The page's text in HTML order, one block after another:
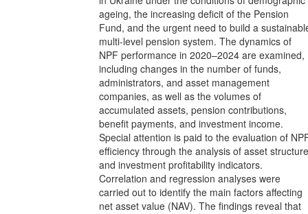
ageing, the increasing deficit of the Pension
Fund, and the urgent need to build a
multi-level pension system. The dynamics of
NPF performance in 2020–2024 are examined,
including changes in the number of funds,
administrators, and asset management
companies, as well as the volumes of
accumulated assets, pension contributions,
benefit payments, and investment income.
Special attention is paid to the evaluation of
efficiency through the analysis of asset structure
and investment profitability indicators.
Correlation and regression analyses were
carried out to identify the main factors affecting
net asset value (NAV). The findings reveal that